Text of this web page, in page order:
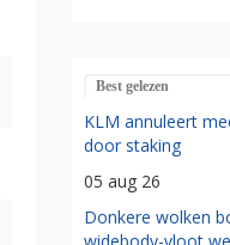
Best gelezen
KLM annuleert
door staking
05 aug 26
Donkere wolken